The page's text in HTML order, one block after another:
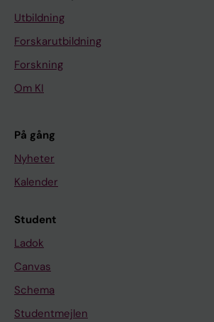
Utbildning
Forskarutbildning
Forskning
Om KI
På gång
Nyheter
Kalender
Student
Ladok
Canvas
Schema
Studentmejlen